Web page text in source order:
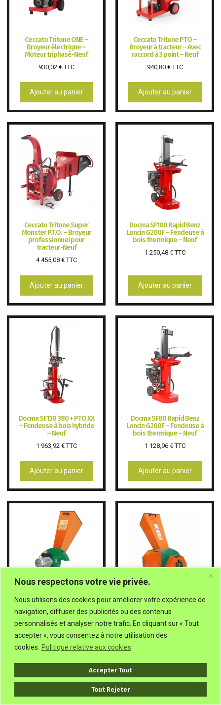
Nous respectons votre vie privée.
Nous utilisons des cookies pour améliorer votre expérience de
navigation, diffuser des publicités ou des contenus
personnalisés et analyser notre trafic. En cliquant sur « Tout
accepter », vous consentez à notre utilisation des
cookies. Politique relative aux cookies
Tout Rejeter
Accepter Tout
Ceccato Tritone ONE –
Broyeur électrique –
Moteur triphasé-Neuf
930,02 €TTC
Ajouter au panier
Ceccato Tritone PTO –
Broyeur à tracteur – Avec
raccord à 3 point – Neuf
940,80 €TTC
Ajouter au panier
Ceccato Tritone Super
Monster P.T.O. – Broyeur
professionnel pour
tracteur-Neuf
4 455,08 €TTC
Ajouter au panier
Docma SF100 Rapid Benz
Loncin G200F – Fendeuse à
bois thermique – Neuf
1 250,48 €TTC
Ajouter au panier
Docma SF130 380 + PTO XX
– Fendeuse à bois hybride
– Neuf
1 963,92 €TTC
Ajouter au panier
Docma SF80 Rapid Benz
Loncin G200F – Fendeuse à
bois thermique – Neuf
1 128,96 €TTC
Ajouter au panier
FBC BIO.M5.30 – Broyeur
électrique professionnel –
2200W-Neuf
FBC BIO.S2.MC – Broyeur de
branches pour motoculteur
679,14